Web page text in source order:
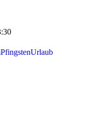
PfingstenUrlaub